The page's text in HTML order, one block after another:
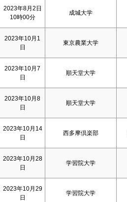
2023年8月2日
10時00分
成城大学
2023年10月1
日
東京農業大学
2023年10月7
日
順天堂大学
2023年10月8
日
順天堂大学
2023年10月14
日
西多摩倶楽部
2023年10月28
日
学習院大学
2023年10月29
日
学習院大学